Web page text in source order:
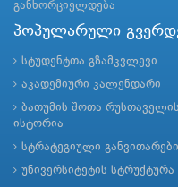
განხორციელდება
პოპულარული
სტუდენტთა გზამკვლევი
აკადემიური კალენდარი
ბათუმის შოთა
ისტორია
სტრატეგიული
უნივერსიტეტის სტრუქტურა